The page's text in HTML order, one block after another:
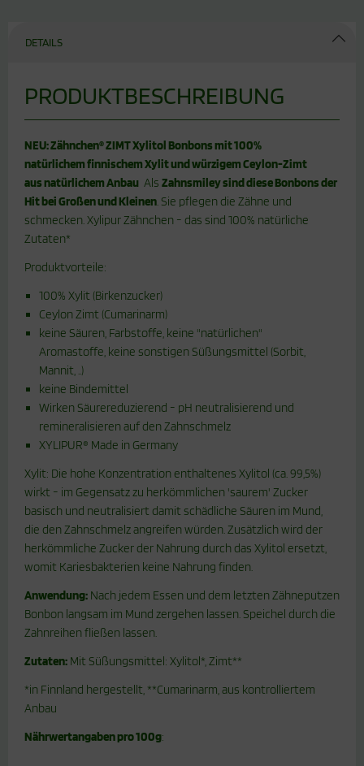
DETAILS
PRODUKTBESCHREIBUNG
NEU: Zähnchen® ZIMT Xylitol Bonbons mit 100%
natürlichem finnischem Xylit und würzigem Ceylon-Zimt
aus natürlichem Anbau Als Zahnsmiley sind diese Bonbons der
Hit bei Großen und Kleinen. Sie pflegen die Zähne und
schmecken. Xylipur Zähnchen - das sind 100% natürliche
Zutaten*
Produktvorteile:
100% Xylit (Birkenzucker)
Ceylon Zimt (Cumarinarm)
keine Säuren, Farbstoffe, keine "natürlichen"
Aromastoffe, keine sonstigen Süßungsmittel (Sorbit,
Mannit, ..)
keine Bindemittel
Wirken Säurereduzierend - pH neutralisierend und
remineralisieren auf den Zahnschmelz
XYLIPUR® Made in Germany
Xylit: Die hohe Konzentration enthaltenes Xylitol (ca. 99,5%)
wirkt - im Gegensatz zu herkömmlichen 'saurem' Zucker
basisch und neutralisiert damit schädliche Säuren im Mund,
die den Zahnschmelz angreifen würden. Zusätzlich wird der
herkömmliche Zucker der Nahrung durch das Xylitol ersetzt,
womit Kariesbakterien keine Nahrung finden.
Anwendung: Nach jedem Essen und dem letzten Zähneputzen
Bonbon langsam im Mund zergehen lassen. Speichel durch die
Zahnreihen fließen lassen.
Zutaten: Mit Süßungsmittel: Xylitol*, Zimt**
*in Finnland hergestellt, **Cumarinarm, aus kontrolliertem
Anbau
Nährwertangaben pro 100g: